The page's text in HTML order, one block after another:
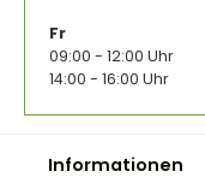
Fr
09:00 - 12:00 Uhr
14:00 - 16:00 Uhr
Informationen